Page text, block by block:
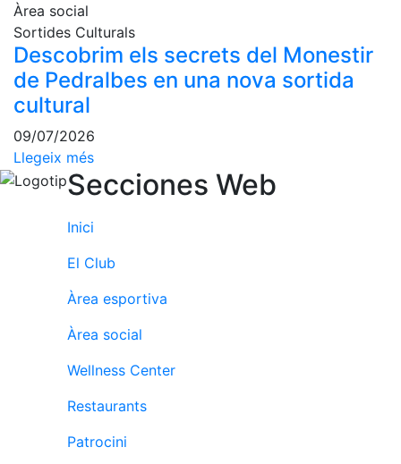
Revista
Vols ser
Patrocinador
del Club?
Inscripcions
Soci/a
Àrea social
Sortides Culturals
Descobrim els secrets del Monestir
de Pedralbes en una nova sortida
cultural
09/07/2026
Llegeix més
Secciones Web
Inici
El Club
Àrea esportiva
Àrea social
Wellness Center
Restaurants
Patrocini